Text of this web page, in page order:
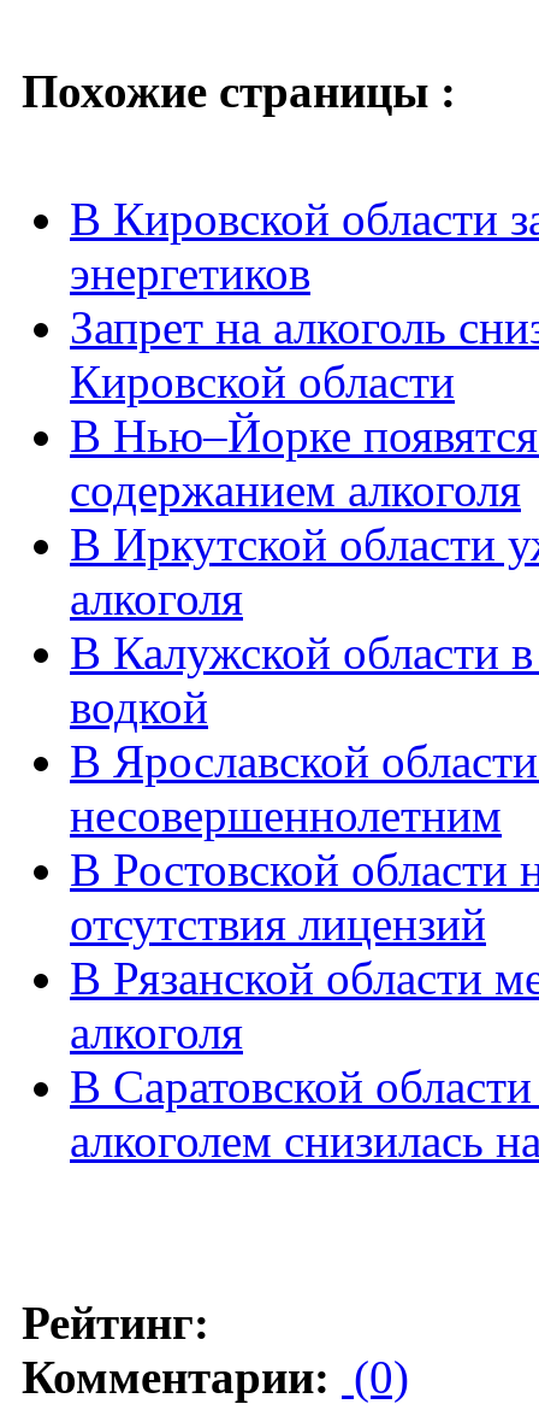
Похожие страницы :
В Кировской области
энергетиков
Запрет на алкоголь
Кировской области
В Нью–Йорке
содержанием алкоголя
В Иркутской области
алкоголя
В Калужской области
водкой
В Ярославской
несовершеннолетним
В Ростовской области
отсутствия лицензий
В Рязанской области
алкоголя
В Саратовской
алкоголем снизилась
Рейтинг:
Комментарии: (0)